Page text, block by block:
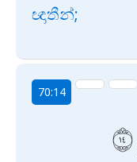
ඥාතීන්;
70:14